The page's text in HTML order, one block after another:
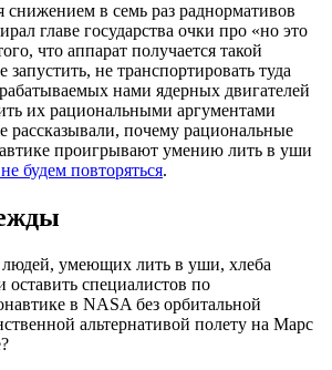
снижением в семь раз раднормативов
главе государства очки про «но это
что аппарат получается такой
не транспортировать туда
нами ядерных двигателей
их рациональными аргументами
почему рациональные
проигрывают умению лить в уши
будем повторяться.
умеющих лить в уши, хлеба
оставить специалистов по
в NASA без орбитальной
альтернативой полету на Марс